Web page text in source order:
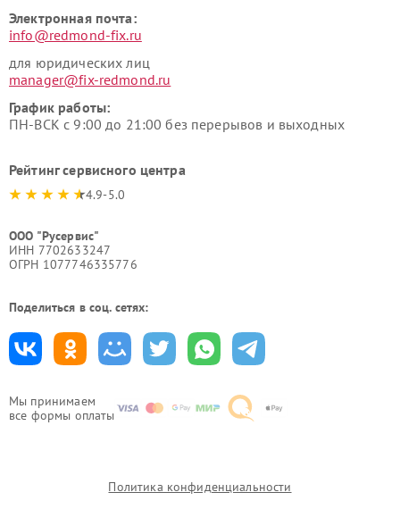
Мы принимаем
все формы оплаты
Электронная почта:
info@redmond-fix.ru
для юридических лиц
manager@fix-redmond.ru
График работы:
ПН-ВСК с 9:00 до 21:00 без перерывов и выходных
Рейтинг сервисного центра
4.9-5.0
ООО "Русервис"
ИНН 7702633247
ОГРН 1077746335776
Поделиться в соц. сетях:
Политика конфиденциальности